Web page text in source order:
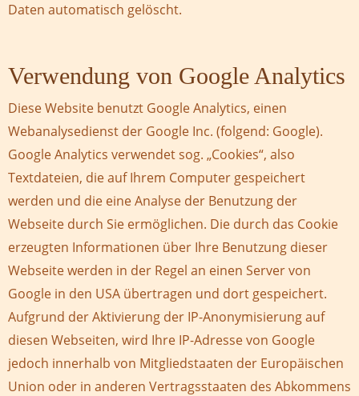
Daten automatisch gelöscht.
Verwendung von Google Analytics
Diese Website benutzt Google Analytics, einen
Webanalysedienst der Google Inc. (folgend: Google).
Google Analytics verwendet sog. „Cookies“, also
Textdateien, die auf Ihrem Computer gespeichert
werden und die eine Analyse der Benutzung der
Webseite durch Sie ermöglichen. Die durch das Cookie
erzeugten Informationen über Ihre Benutzung dieser
Webseite werden in der Regel an einen Server von
Google in den USA übertragen und dort gespeichert.
Aufgrund der Aktivierung der IP-Anonymisierung auf
diesen Webseiten, wird Ihre IP-Adresse von Google
jedoch innerhalb von Mitgliedstaaten der Europäischen
Union oder in anderen Vertragsstaaten des Abkommens